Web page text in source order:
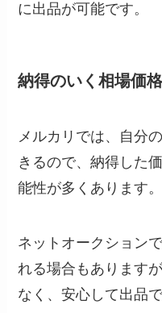
に出品が可能です。
納得のいく相場価
メルカリでは、自分
きるので、納得した
能性が多くあります。
ネットオークション
れる場合もあります
なく、安心して出品で